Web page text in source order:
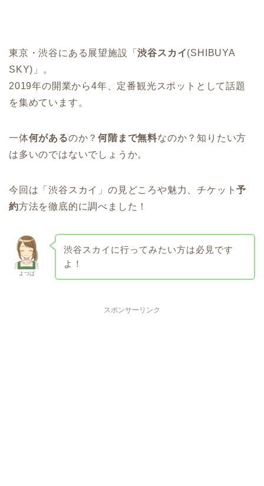
東京・渋谷にある展望施設「渋谷スカイ(SHIBUYA
SKY)」。
2019年の開業から4年、定番観光スポットとして話題
を集めています。
一体何があるのか？何階まで無料なのか？知りたい方
は多いのではないでしょうか。
今回は「渋谷スカイ」の見どころや魅力、チケット予
約方法を徹底的に調べました！
よつば
渋谷スカイに行ってみたい方は必見です
よ！
スポンサーリンク